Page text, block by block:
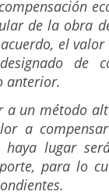
de la obra
el
de
anterior.
un método
a
haya lugar
para lo